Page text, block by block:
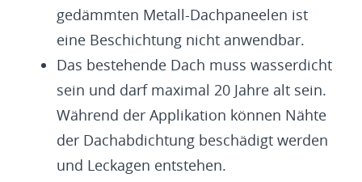
gedämmten Metall-Dachpaneelen ist
eine Beschichtung nicht anwendbar.
Das bestehende Dach muss wasserdicht
sein und darf maximal 20 Jahre alt sein.
Während der Applikation können Nähte
der Dachabdichtung beschädigt werden
und Leckagen entstehen.